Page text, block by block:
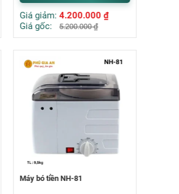
Giá giảm:4.200.000₫
Giá gốc: 5.200.000₫
Máy bó tiền NH-81